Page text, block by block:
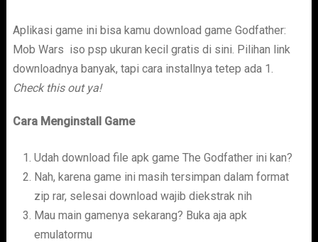
Aplikasi game ini bisa kamu download game Godfather:
Mob Wars iso psp ukuran kecil gratis di sini. Pilihan link
downloadnya banyak, tapi cara installnya tetep ada 1.
Check this out ya!
Cara Menginstall Game
Udah download file apk game The Godfather ini kan?
Nah, karena game ini masih tersimpan dalam format
zip rar, selesai download wajib diekstrak nih
Mau main gamenya sekarang? Buka aja apk
emulatormu